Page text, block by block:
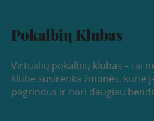
Pokalbių Klubas
Virtualių pokalbių klubas – tai
klube susirenka žmonės, kurie
pagrindus ir nori daugiau